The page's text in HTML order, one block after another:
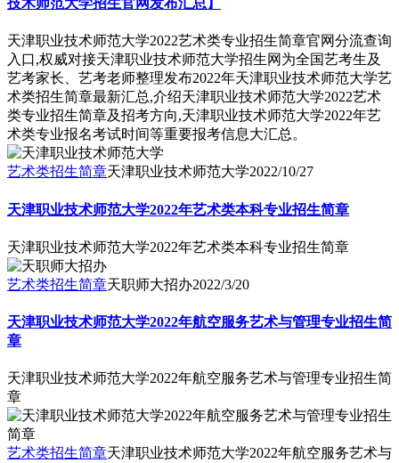
技术师范大学招生官网发布汇总】
天津职业技术师范大学2022艺术类专业招生简章官网分流查询
入口,权威对接天津职业技术师范大学招生网为全国艺考生及
艺考家长、艺考老师整理发布2022年天津职业技术师范大学艺
术类招生简章最新汇总,介绍天津职业技术师范大学2022艺术
类专业招生简章及招考方向,天津职业技术师范大学2022年艺
术类专业报名考试时间等重要报考信息大汇总。
艺术类招生简章天津职业技术师范大学2022/10/27
天津职业技术师范大学2022年艺术类本科专业招生简章
天津职业技术师范大学2022年艺术类本科专业招生简章
艺术类招生简章天职师大招办2022/3/20
天津职业技术师范大学2022年航空服务艺术与管理专业招生简
章
天津职业技术师范大学2022年航空服务艺术与管理专业招生简
章
艺术类招生简章天津职业技术师范大学2022年航空服务艺术与